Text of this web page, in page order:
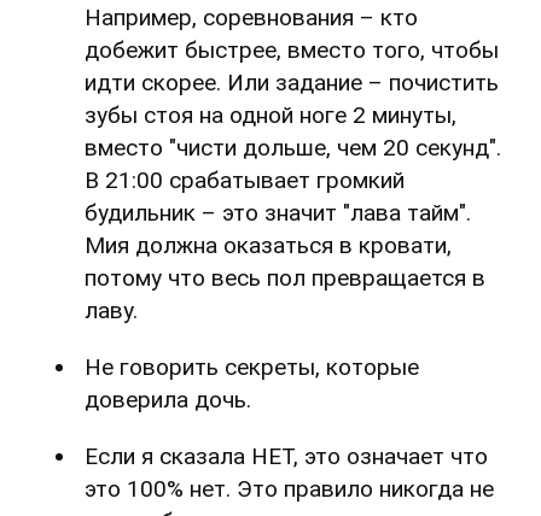
Например, соревнования – кто
добежит быстрее, вместо того, чтобы
идти скорее. Или задание – почистить
зубы стоя на одной ноге 2 минуты,
вместо "чисти дольше, чем 20 секунд".
В 21:00 срабатывает громкий
будильник – это значит "лава тайм".
Мия должна оказаться в кровати,
потому что весь пол превращается в
лаву.
Не говорить секреты, которые
доверила дочь.
Если я сказала НЕТ, это означает что
это 100% нет. Это правило никогда не